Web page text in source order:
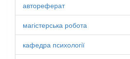
автореферат
магістерська робота
кафедра психології